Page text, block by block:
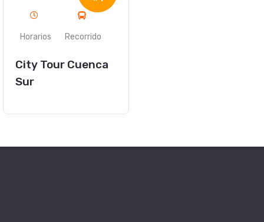
Horarios Recorrido
City Tour Cuenca
Sur